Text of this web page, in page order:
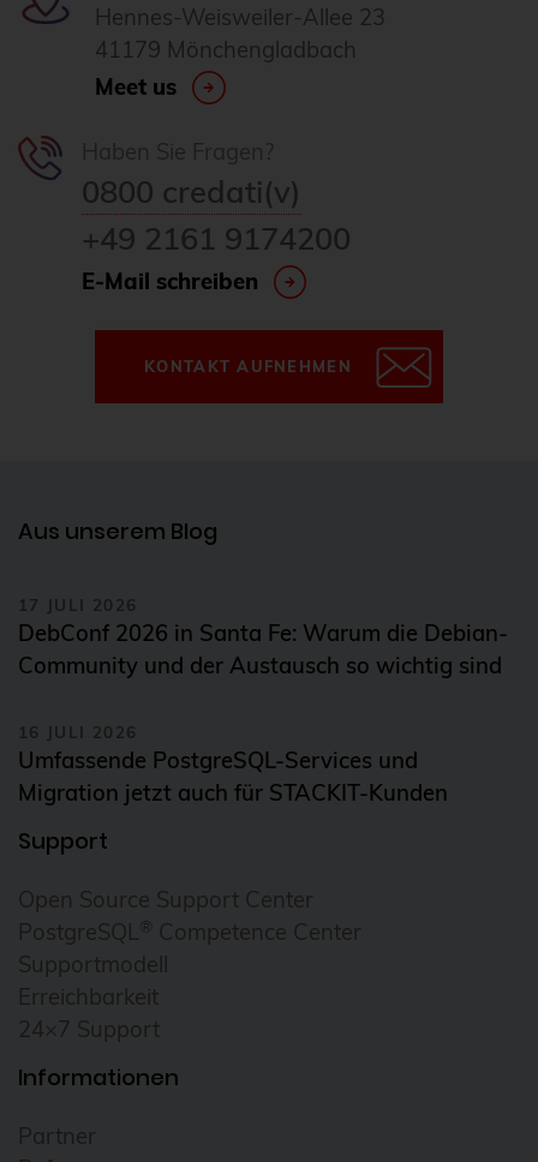
Hennes-Weisweiler-Allee 23
41179 Mönchengladbach
Meet us
0800 credati(v)
+49 2161 9174200
E-Mail schreiben
KONTAKT AUFNEHMEN
Aus unserem Blog
17 JULI 2026
DebConf 2026 in Santa Fe: Warum die Debian-
Community und der Austausch so wichtig sind
16 JULI 2026
Umfassende PostgreSQL-Services und
Migration jetzt auch für STACKIT-Kunden
Support
Open Source Support Center
PostgreSQL ® Competence Center
Supportmodell
Erreichbarkeit
24×7 Support
Informationen
Partner